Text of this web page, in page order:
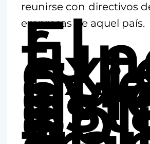
reunirse con directivos
empresas de aquel país.
El